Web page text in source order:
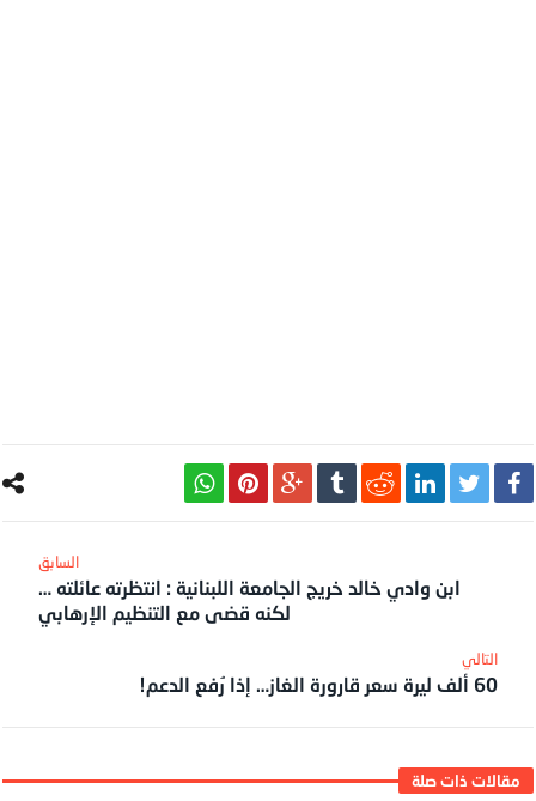
ابن وادي خالد خريج الجامعة اللبنانية : انتظرته عائلته …
لكنه قضى مع التنظيم الإرهابي
‎التالي
60 ألف ليرة سعر قارورة الغاز… إذا رُفع الدعم!